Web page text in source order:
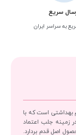
سریع
به سراسر ایران
بهداشتی است که با
زمینه جلب اعتماد
اصل قدم بردارد.